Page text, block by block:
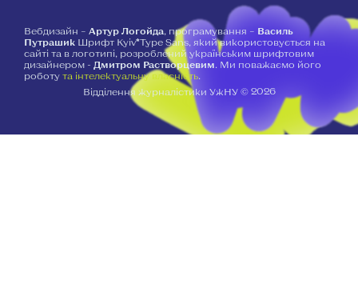
Вебдизайн – Артур Логойда, програмування – Василь
Путрашик Шрифт Kyiv*Type Sans, який використовується на
сайті та в логотипі, розроблений українським шрифтовим
дизайнером - Дмитром Растворцевим. Ми поважаємо його
роботу та інтелектуальну власність.
Відділення журналістики УжНУ © 2026